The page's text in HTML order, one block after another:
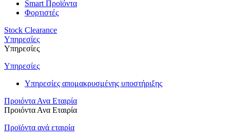
Smart Προϊόντα
Φορτιστές
Stock Clearance
Υπηρεσίες
Υπηρεσίες
Υπηρεσίες
Υπηρεσίες απομακρυσμένης υποστήριξης
Προιόντα Ανα Εταιρία
Προιόντα Ανα Εταιρία
Προϊόντα ανά εταιρία